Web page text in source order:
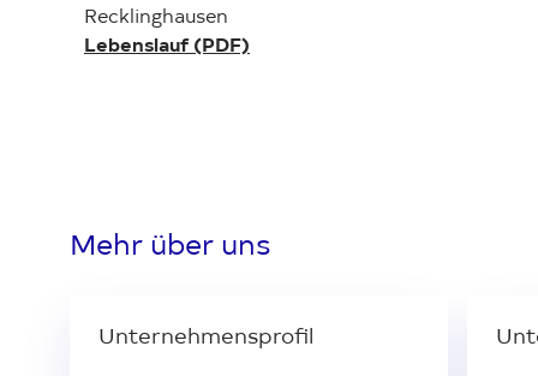
Recklinghausen
Lebenslauf (PDF)
Mehr über uns
Unternehmensprofil